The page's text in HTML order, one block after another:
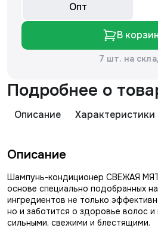
Опт
В
7 шт. на
Подробнее о
Описание Характеристики
Описание
Шампунь-кондиционер СВЕЖАЯ
основе специально подобранных
ингредиентов не только
но и заботится о здоровье волос
сильными, свежими и блестящими.